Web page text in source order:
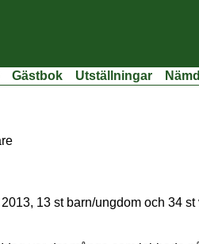
Gästbok Utställningar
13 st barn/ungdom och 34